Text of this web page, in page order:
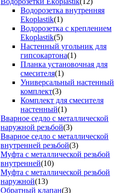
Водорозетка внутренняя
Ekoplastik(1)
Водорозетка с креплением
Ekoplastik(5)
Настенный угольник для
гипсокартона(1)
Планка установочная для
смесителя(1)
Универсальный настенный
комплект(3)
Комплект для смесителя
настенный(1)
Вварное седло с металлической
наружной резьбой(3)
Вварное седло с металлической
внутренней резьбой(3)
Муфта с металлической резьбой
внутренней(10)
Муфта с металлической резьбой
наружной(13)
Обратный клапан(3)